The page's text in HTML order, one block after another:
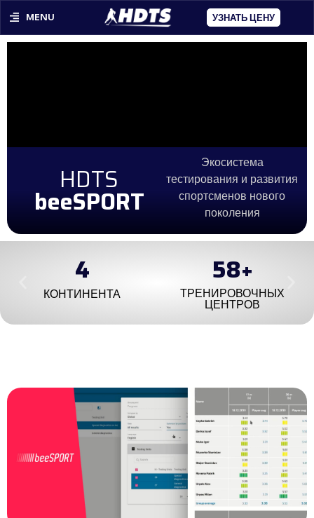
MENU УЗНАТЬ ЦЕНУ
HDTS
beeSPORT
Экосистема
тестирования и развития
спортсменов нового
поколения
КОНТИНЕНТА
4
ТРЕНИРОВОЧНЫХ
ЦЕНТРОВ
100+